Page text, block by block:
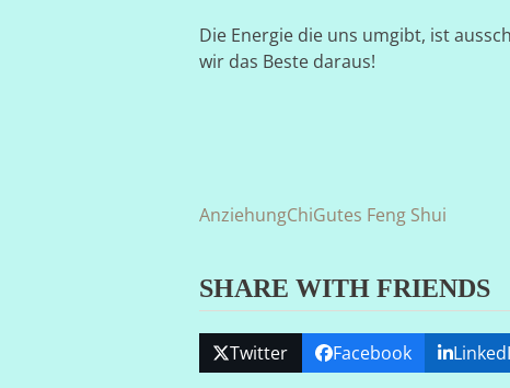
Die Energie die uns umgibt, ist
wir das Beste daraus!
AnziehungChiGutes Feng Shui
SHARE WITH FRIENDS
Twitter Facebook